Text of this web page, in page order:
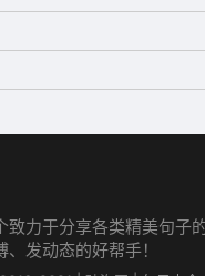
致力于分享各类精美句子
发动态的好帮手！